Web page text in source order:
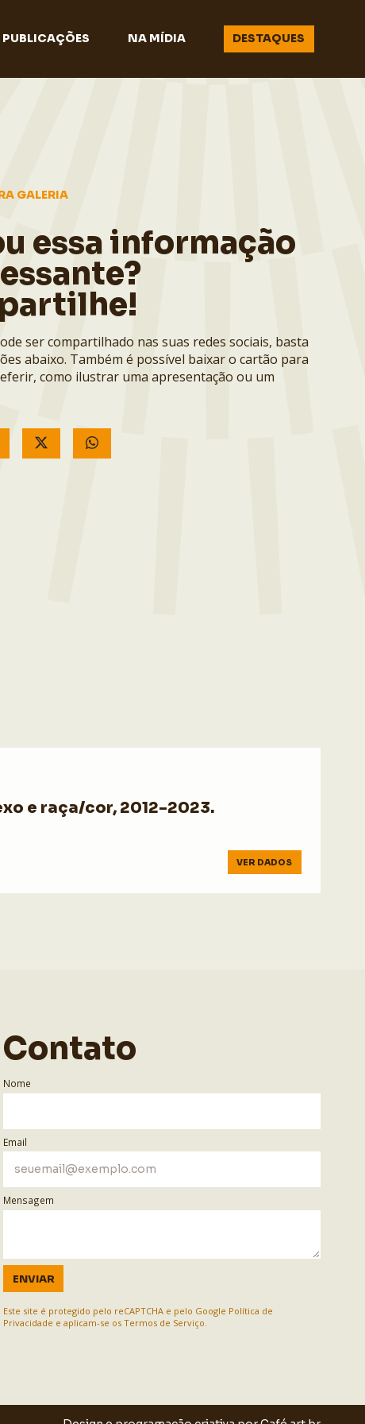
PUBLICAÇÕES NA MÍDIA DESTAQUES
GALERIA
essa informação
ser compartilhado nas suas redes sociais, basta
abaixo. Também é possível baixar o cartão para
como ilustrar uma apresentação ou um
e raça/cor, 2012-2023.
VER DADOS
Contato
Nome
Email
Mensagem
ENVIAR
Este site é protegido pelo reCAPTCHA e pelo Google Política de
Privacidade e aplicam-se os Termos de Serviço.